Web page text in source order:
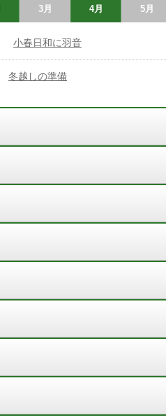
3月 4月 5月
小春日和に羽音
冬越しの準備